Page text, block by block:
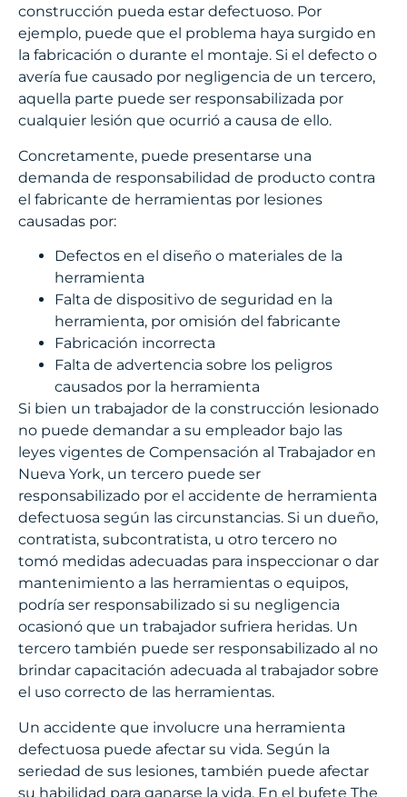
construcción pueda estar defectuoso. Por
ejemplo, puede que el problema haya surgido en
la fabricación o durante el montaje. Si el defecto o
avería fue causado por negligencia de un tercero,
aquella parte puede ser responsabilizada por
cualquier lesión que ocurrió a causa de ello.
Concretamente, puede presentarse una
demanda de responsabilidad de producto contra
el fabricante de herramientas por lesiones
causadas por:
Defectos en el diseño o materiales de la
herramienta
Falta de dispositivo de seguridad en la
herramienta, por omisión del fabricante
Fabricación incorrecta
Falta de advertencia sobre los peligros
causados por la herramienta
Si bien un trabajador de la construcción lesionado
no puede demandar a su empleador bajo las
leyes vigentes de Compensación al Trabajador en
Nueva York, un tercero puede ser
responsabilizado por el accidente de herramienta
defectuosa según las circunstancias. Si un dueño,
contratista, subcontratista, u otro tercero no
tomó medidas adecuadas para inspeccionar o dar
mantenimiento a las herramientas o equipos,
podría ser responsabilizado si su negligencia
ocasionó que un trabajador sufriera heridas. Un
tercero también puede ser responsabilizado al no
brindar capacitación adecuada al trabajador sobre
el uso correcto de las herramientas.
Un accidente que involucre una herramienta
defectuosa puede afectar su vida. Según la
seriedad de sus lesiones, también puede afectar
su habilidad para ganarse la vida. En el bufete The